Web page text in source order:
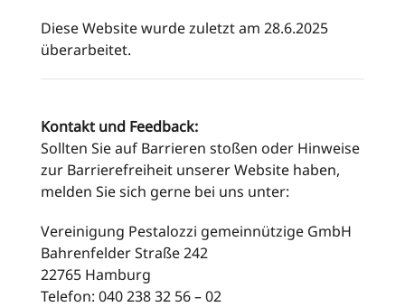
Diese Website wurde zuletzt am 28.6.2025
überarbeitet.
Kontakt und Feedback:
Sollten Sie auf Barrieren stoßen oder Hinweise
zur Barrierefreiheit unserer Website haben,
melden Sie sich gerne bei uns unter:
Vereinigung Pestalozzi gemeinnützige GmbH
Bahrenfelder Straße 242
22765 Hamburg
Telefon: 040 238 32 56 – 02